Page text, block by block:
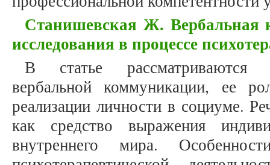
Станишевская Ж. Вербальная
исследования в процессе
В статье рассматриваются
вербальной коммуникации, ее
реализации личности в социуме.
как средство выражения
внутреннего мира.